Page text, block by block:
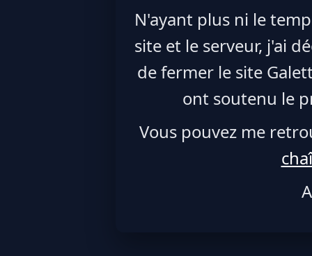
N'ayant plus ni le
site et le serveur, j'ai
de fermer le site
ont soutenu le
Vous pouvez me